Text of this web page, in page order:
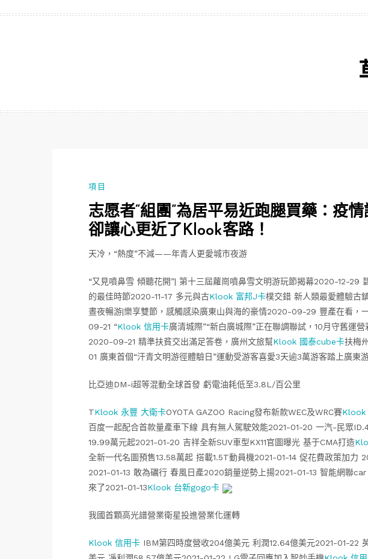
項目
志愿者“組團”為居平易近跑腿買藥：疫
卻讓心更近了Klook客路！
天冷，“熱度”不減——年青人更愛城市夜游
“又見噴鼻雪 傾聽花開”| 第十三屆蘿崗噴鼻雪文明游玩節揭幕2020-12-29
的最佳時節2020-11-17 多元與古Klook 富邦J卡樸交錯 新人類最愛體驗古
晝夜暢游|樂享雙節，感觸感染廣東山與海的豪情2020-09-29 豐產在看，
09-21 “Klook 信用卡廣清城際”“新白廣城際”正在聯調聯試，10月守舊運
2020-09-21 精準扶貧交出滿足答卷，廣州文旅幫Klook 國泰cube卡扶梅
01 廣東首個“汗青文明游徑體驗日”運動受游客喜愛3天逾3萬游客踏上廣東
比亞迪DM-i超等混動全球首發 虧電油耗低至3.8L/百公里
TKlook 永豐 大衛卡OYOTA GAZOO Racing發布新款WEC及WRC賽Klook
百度一起配合首款量產車下線 具有無人駕駛效能2021-01-20 一汽-民眾
19.99萬元起2021-01-20 吉祥全新SUV車型KX11官圖曝光 基于CMA打造
全新一代名圖預售13.58萬起 搭載1.5T動員機2021-01-14 促花費政策加力
2021-01-13 敢為礪行 春風日產2020銷量逆勢上揚2021-01-13 智能網聯
來了2021-01-13Klook 台新gogo卡
我國首顆高光譜營業衛星投進營業化運轉
Klook 信用卡 IBM第四時度營收204億美元 利潤12.64億美元2021-01-22